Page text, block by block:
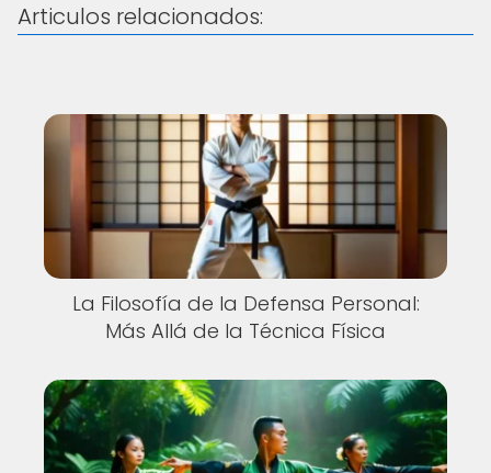
Articulos relacionados:
La Filosofía de la Defensa Personal:
Más Allá de la Técnica Física